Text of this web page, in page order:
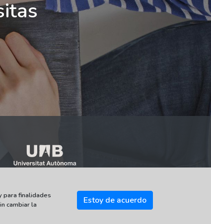
Estoy de acuerdo
para finalidades
cambiar la